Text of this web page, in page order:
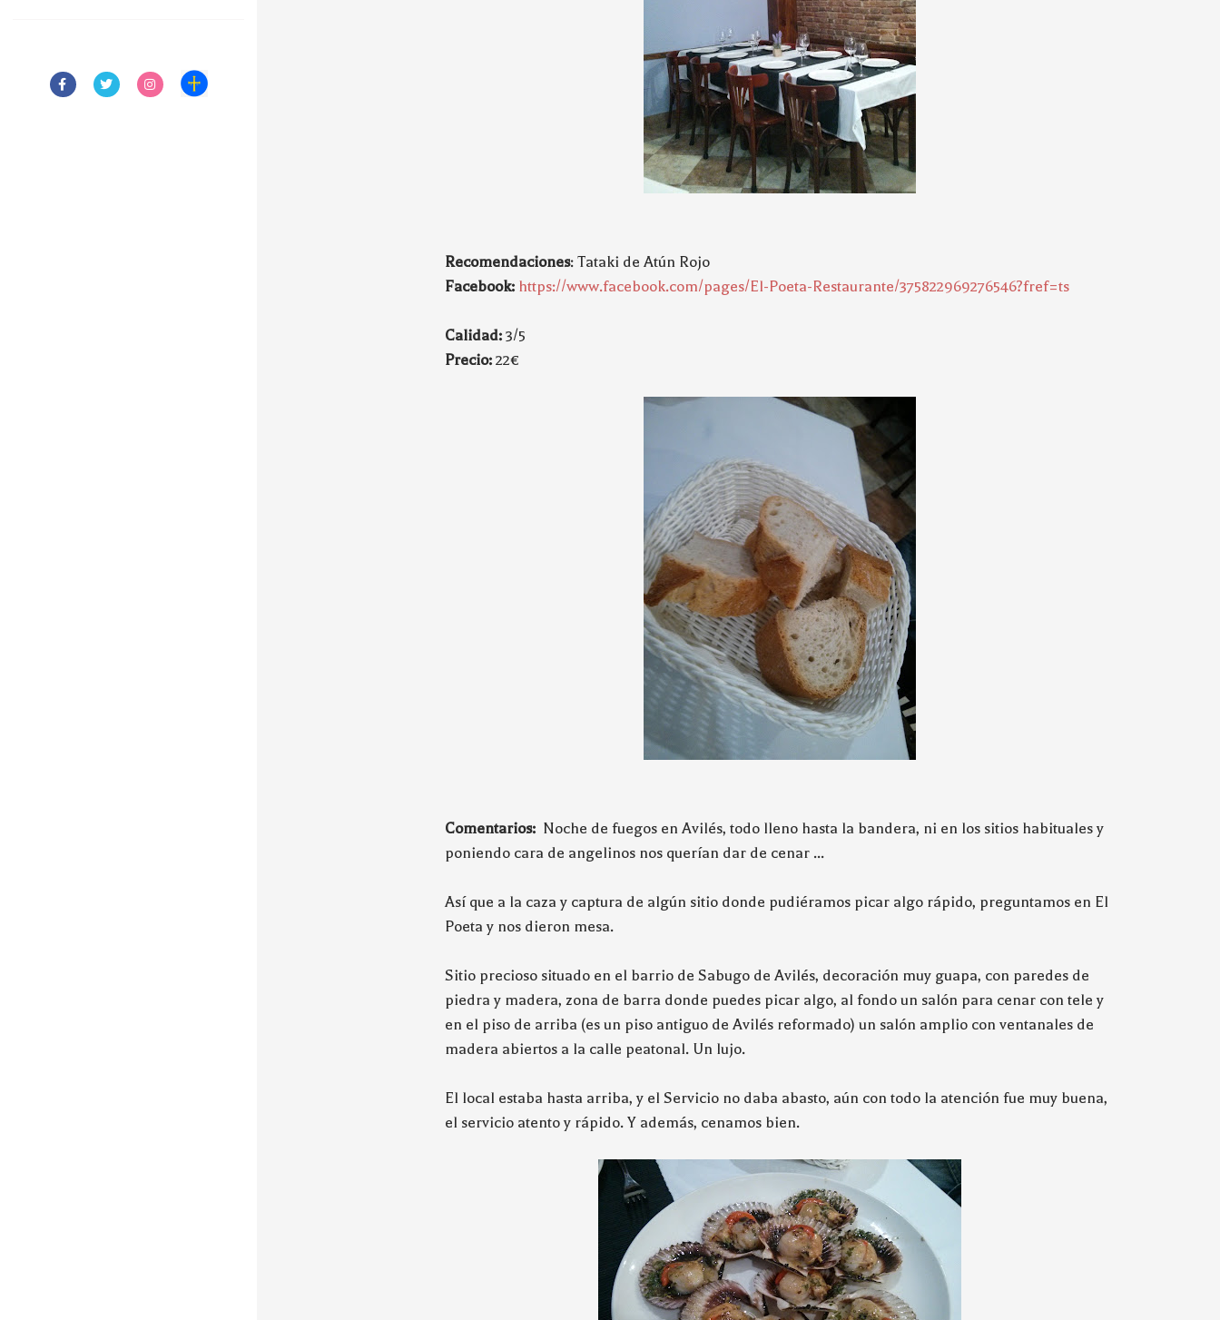
Recomendaciones: Tataki de Atún Rojo
Facebook: https://www.facebook.com/pages/El-Poeta-Restaurante/375822969276546?fref=ts
Calidad: 3/5
Precio: 22€
Comentarios: Noche de fuegos en Avilés, todo lleno hasta la bandera, ni en los sitios habituales y
poniendo cara de angelinos nos querían dar de cenar ...
Así que a la caza y captura de algún sitio donde pudiéramos picar algo rápido, preguntamos en El
Poeta y nos dieron mesa.
Sitio precioso situado en el barrio de Sabugo de Avilés, decoración muy guapa, con paredes de
piedra y madera, zona de barra donde puedes picar algo, al fondo un salón para cenar con tele y
en el piso de arriba (es un piso antiguo de Avilés reformado) un salón amplio con ventanales de
madera abiertos a la calle peatonal. Un lujo.
El local estaba hasta arriba, y el Servicio no daba abasto, aún con todo la atención fue muy buena,
el servicio atento y rápido. Y además, cenamos bien.